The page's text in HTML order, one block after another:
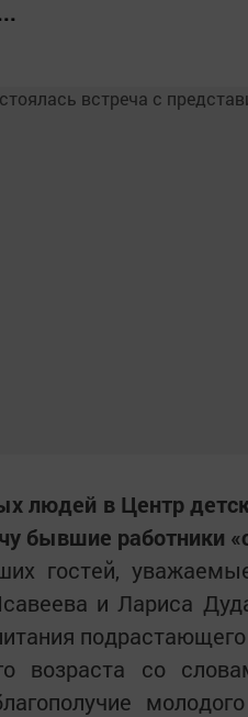
людей в Центр
бывшие работники
гостей,
и Лариса
возраста со